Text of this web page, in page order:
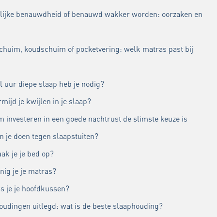
benauwdheid of benauwd wakker worden: oorzaken en
koudschuim of pocketvering: welk matras past bij
uur diepe slaap heb je nodig?
je kwijlen in je slaap?
investeren in een goede nachtrust de slimste keuze is
je doen tegen slaapstuiten?
je je bed op?
je je matras?
je je hoofdkussen?
uitlegd: wat is de beste slaaphouding?